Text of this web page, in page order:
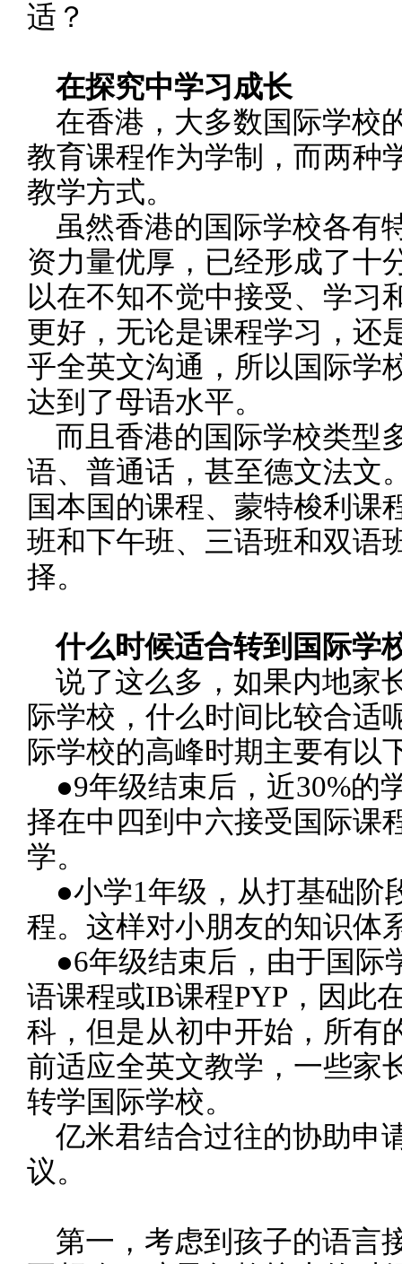
适？
在探究中学习成长
在香港，大多数国际学校
教育课程作为学制，而两种
教学方式。
虽然香港的国际学校各有
资力量优厚，已经形成了十
以在不知不觉中接受、学习
更好，无论是课程学习，还
乎全英文沟通，所以国际学
达到了母语水平。
而且香港的国际学校类型
语、普通话，甚至德文法文
国本国的课程、蒙特梭利课
班和下午班、三语班和双语
择。
什么时候适合转到国际学
说了这么多，如果内地家
际学校，什么时间比较合适
际学校的高峰时期主要有以
●9年级结束后，近30%的
择在中四到中六接受国际课
学。
●小学1年级，从打基础阶
程。这样对小朋友的知识体
●6年级结束后，由于国际
语课程或IB课程PYP，因此
科，但是从初中开始，所有
前适应全英文教学，一些家
转学国际学校。
亿米君结合过往的协助申
议。
第一，考虑到孩子的语言